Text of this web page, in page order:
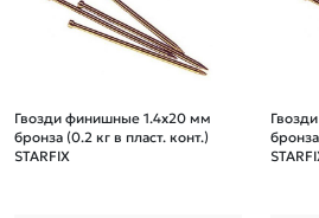
Гвозди финишные 1.4х20 мм
бронза (0.2 кг в пласт. конт.)
STARFIX